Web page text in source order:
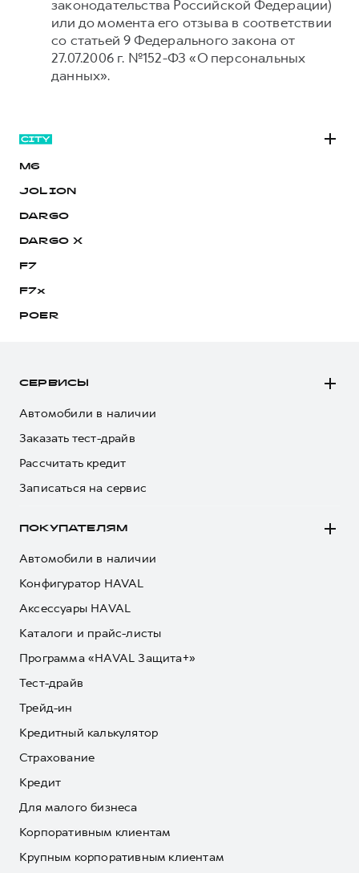
законодательства Российской Федерации)
или до момента его отзыва в соответствии
со статьей 9 Федерального закона от
27.07.2006 г. №152-ФЗ «О персональных
данных».
M6
JOLION
DARGO
DARGO Х
F7
F7x
POER
СЕРВИСЫ
Автомобили в наличии
Заказать тест-драйв
Рассчитать кредит
Записаться на сервис
ПОКУПАТЕЛЯМ
Автомобили в наличии
Конфигуратор HAVAL
Аксессуары HAVAL
Каталоги и прайс-листы
Программа «HAVAL Защита+»
Тест-драйв
Трейд-ин
Кредитный калькулятор
Страхование
Кредит
Для малого бизнеса
Корпоративным клиентам
Крупным корпоративным клиентам